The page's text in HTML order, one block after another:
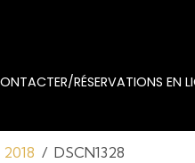
RÉSERVATIONS EN
DSCN1328